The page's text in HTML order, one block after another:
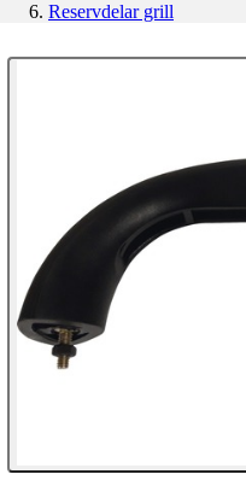
Reservdelar grill